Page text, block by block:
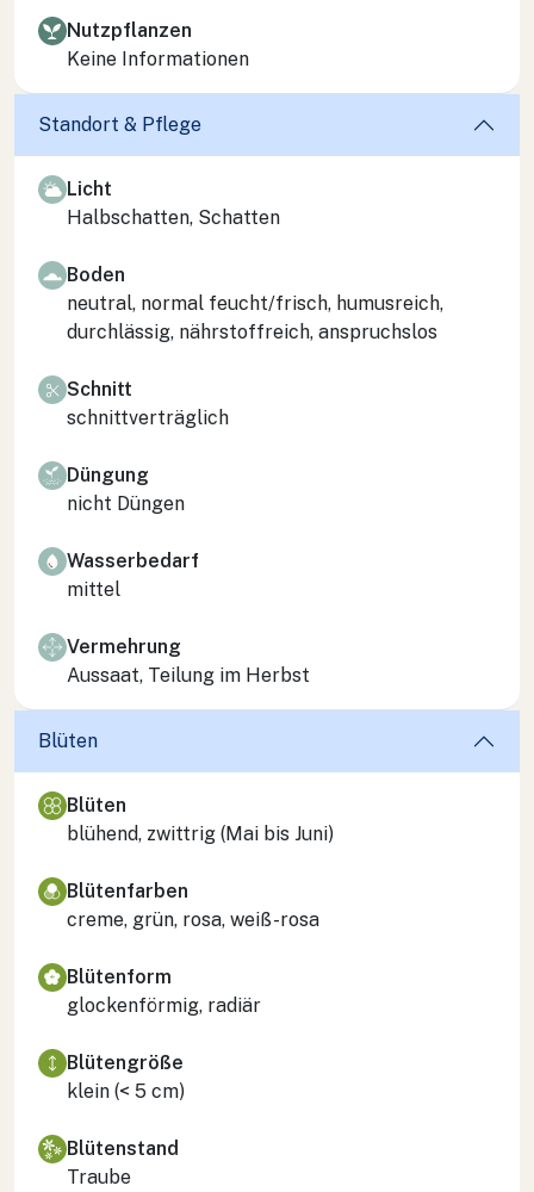
Nutzpflanzen
Keine Informationen
Standort & Pflege
Licht
Halbschatten, Schatten
Boden
neutral, normal feucht/frisch, humusreich,
durchlässig, nährstoffreich, anspruchslos
Schnitt
schnittverträglich
Düngung
nicht Düngen
Wasserbedarf
mittel
Vermehrung
Aussaat, Teilung im Herbst
Blüten
Blüten
blühend, zwittrig (Mai bis Juni)
Blütenfarben
creme, grün, rosa, weiß-rosa
Blütenform
glockenförmig, radiär
Blütengröße
klein (< 5 cm)
Blütenstand
Traube